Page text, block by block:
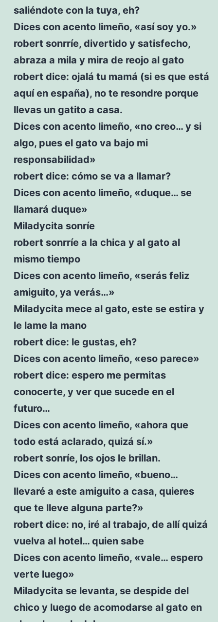
saliéndote con la tuya, eh?
Dices con acento limeño, «así soy yo.»
robert sonrríe, divertido y satisfecho,
abraza a mila y mira de reojo al gato
robert dice: ojalá tu mamá (si es que está
aquí en españa), no te resondre porque
llevas un gatito a casa.
Dices con acento limeño, «no creo… y si
algo, pues el gato va bajo mi
responsabilidad»
robert dice: cómo se va a llamar?
Dices con acento limeño, «duque… se
llamará duque»
Miladycita sonríe
robert sonrríe a la chica y al gato al
mismo tiempo
Dices con acento limeño, «serás feliz
amiguito, ya verás…»
Miladycita mece al gato, este se estira y
le lame la mano
robert dice: le gustas, eh?
Dices con acento limeño, «eso parece»
robert dice: espero me permitas
conocerte, y ver que sucede en el
futuro…
Dices con acento limeño, «ahora que
todo está aclarado, quizá sí.»
robert sonríe, los ojos le brillan.
Dices con acento limeño, «bueno…
llevaré a este amiguito a casa, quieres
que te lleve alguna parte?»
robert dice: no, iré al trabajo, de allí quizá
vuelva al hotel… quien sabe
Dices con acento limeño, «vale… espero
verte luego»
Miladycita se levanta, se despide del
chico y luego de acomodarse al gato en